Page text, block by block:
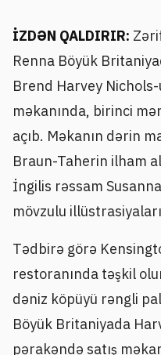
İZDƏN QALDIRIR:
Renna Böyük
Brend Harvey
məkanında, birinci
açıb. Məkanın dərin
Braun-Taherin ilham
İngilis rəssam
mövzulu
Tədbirə görə
restoranında təşkil
dəniz köpüyü rəngli
Böyük Britaniyada
pərakəndə satış